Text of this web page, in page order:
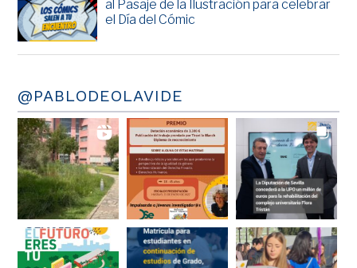
al Pasaje de la Ilustración para celebrar
el Día del Cómic
@PABLODEOLAVIDE